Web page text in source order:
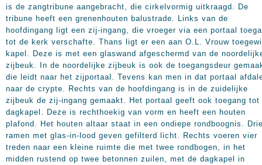
is de zangtribune aangebracht, die cirkelvormig uitkraagd. De
tribune heeft een grenenhouten balustrade. Links van de
hoofdingang ligt een zij-ingang, die vroeger via een portaal
tot de kerk verschafte. Thans ligt er een aan O.L. Vrouw
kapel. Deze is met een glaswand afgeschermd van de
zijbeuk. In de noordelijke zijbeuk is ook de toegangsdeur
die leidt naar het zijportaal. Tevens kan men in dat portaal
naar de crypte. Rechts van de hoofdingang is in de zuidelijke
zijbeuk de zij-ingang gemaakt. Het portaal geeft ook toegang tot
dagkapel. Deze is rechthoekig van vorm en heeft een houten
plafond. Het houten altaar staat in een ondiepe rondboognis.
ramen met glas-in-lood geven gefilterd licht. Rechts voeren vier
treden naar een kleine ruimte die met twee rondbogen, in het
midden rustend op twee betonnen zuilen, met de dagkapel in